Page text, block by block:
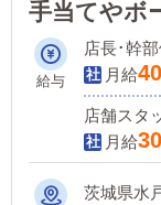
手当てやボ
アップでし
独立支援制
給与
店長･幹
月給
店舗スタ
月給
茨城県水